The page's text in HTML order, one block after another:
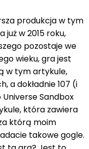
produkcja w tym
już w 2015 roku,
pozostaje we
wieku, gra jest
w tym artykule,
a dokładnie 107 (i
Sandbox
która zawiera
którą moim
takowe gogle.